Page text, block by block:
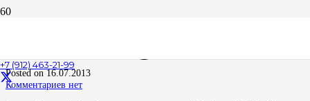
+7 (912) 463-21-99
Posted on16.07.2013
Комментариев нет